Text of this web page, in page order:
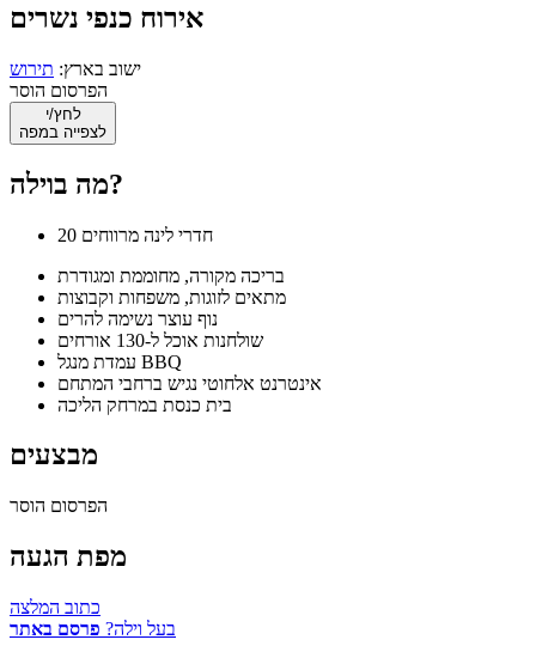
אירוח כנפי נשרים
ישוב בארץ: תירוש
הפרסום הוסר
לחץ/י
לצפייה במפה
מה בוילה?
20 חדרי לינה מרווחים
בריכה מקורה, מחוממת ומגודרת
מתאים לזוגות, משפחות וקבוצות
נוף עוצר נשימה להרים
שולחנות אוכל ל-130 אורחים
עמדת מנגל BBQ
אינטרנט אלחוטי נגיש ברחבי המתחם
בית כנסת במרחק הליכה
מבצעים
הפרסום הוסר
מפת הגעה
כתוב המלצה
בעל וילה? פרסם באתר